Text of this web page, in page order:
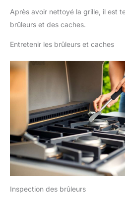
Après avoir nettoyé la grille, il est
brûleurs et des caches.
Entretenir les brûleurs et caches
Inspection des brûleurs